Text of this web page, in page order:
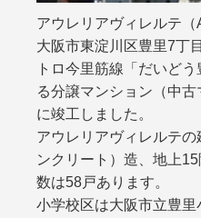
アウレリアヴィレルテ
大阪市東淀川区豊里7丁
トロ今里筋線「だいど
る分譲マンション（中
に竣工しました。
アウレリアヴィレルテ
ンクリート）造、地上
数は58戸あります。
小学校区は大阪市立豊